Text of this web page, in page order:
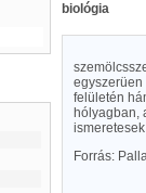
biológia
egyszerüen
felületén
hólyagban,
Forrás: